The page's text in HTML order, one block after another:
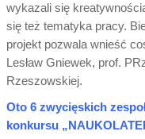
wykazali się
się też tematyka pracy.
projekt pozwala wnieść
Lesław Gniewek, prof.
Rzeszowskiej.
Oto 6 zwycięskich
konkursu